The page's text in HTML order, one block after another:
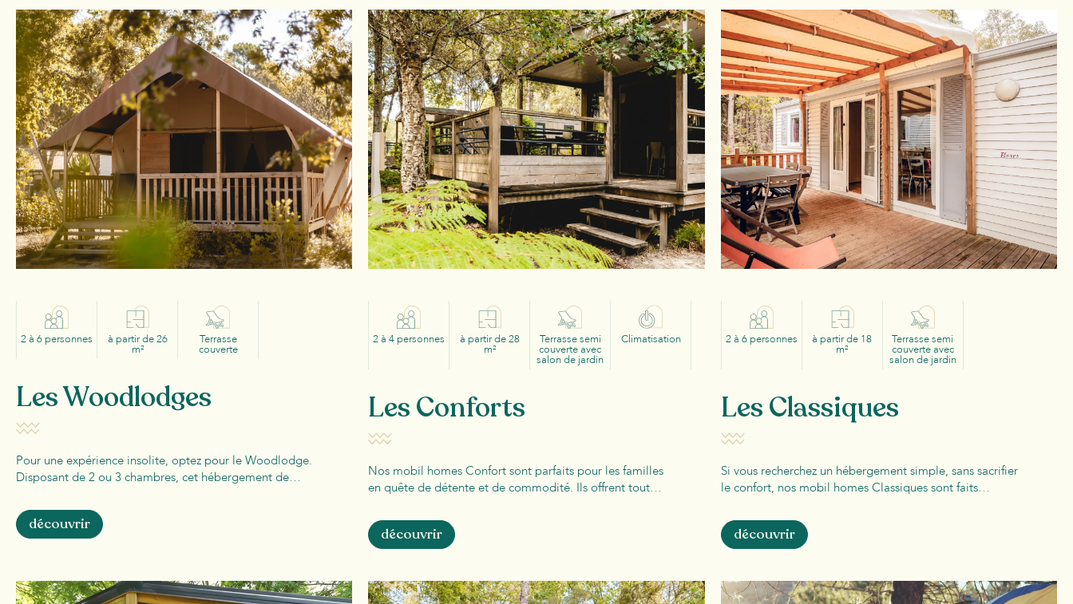
2 à 6 personnes à partir de 26
m²
Terrasse
couverte
Les Woodlodges
Pour une expérience insolite, optez pour le Woodlodge.
Disposant de 2 ou 3 chambres, cet hébergement de…
découvrir
2 à 4 personnes à partir de 28
m²
Terrasse semi
couverte avec
salon de jardin
Climatisation
Les Conforts
Nos mobil homes Confort sont parfaits pour les familles
en quête de détente et de commodité. Ils offrent tout…
découvrir
2 à 6 personnes à partir de 18
m²
Terrasse semi
couverte avec
salon de jardin
Les Classiques
Si vous recherchez un hébergement simple, sans sacrifier
le confort, nos mobil homes Classiques sont faits…
découvrir